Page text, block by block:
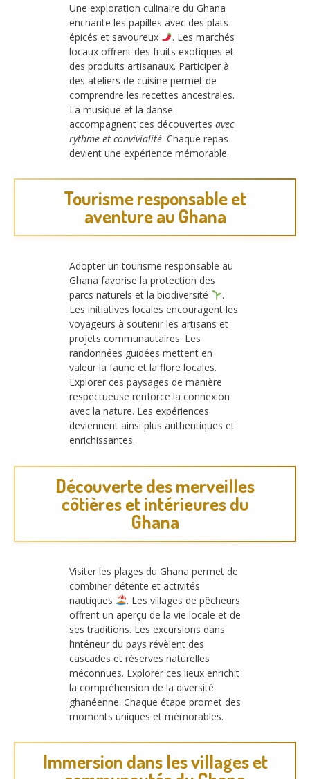
Une exploration culinaire du Ghana
enchante les papilles avec des plats
épicés et savoureux
. Les marchés
locaux offrent des fruits exotiques et
des produits artisanaux. Participer à
des ateliers de cuisine permet de
comprendre les recettes ancestrales.
La musique et la danse
accompagnent ces découvertes avec
rythme et convivialité. Chaque repas
devient une expérience mémorable.
Tourisme responsable et
aventure au Ghana
Adopter un tourisme responsable au
Ghana favorise la protection des
parcs naturels et la biodiversité
.
Les initiatives locales encouragent les
voyageurs à soutenir les artisans et
projets communautaires. Les
randonnées guidées mettent en
valeur la faune et la flore locales.
Explorer ces paysages de manière
respectueuse renforce la connexion
avec la nature. Les expériences
deviennent ainsi plus authentiques et
enrichissantes.
Découverte des merveilles
côtières et intérieures du
Ghana
Visiter les plages du Ghana permet de
combiner détente et activités
nautiques
. Les villages de pêcheurs
offrent un aperçu de la vie locale et de
ses traditions. Les excursions dans
l’intérieur du pays révèlent des
cascades et réserves naturelles
méconnues. Explorer ces lieux enrichit
la compréhension de la diversité
ghanéenne. Chaque étape promet des
moments uniques et mémorables.
Immersion dans les villages et